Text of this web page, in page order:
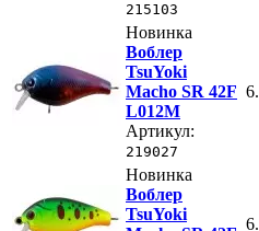
215103
Новинка
Воблер
TsuYoki
Macho SR 42F
L012M
Артикул:
219027
Новинка
Воблер
TsuYoki